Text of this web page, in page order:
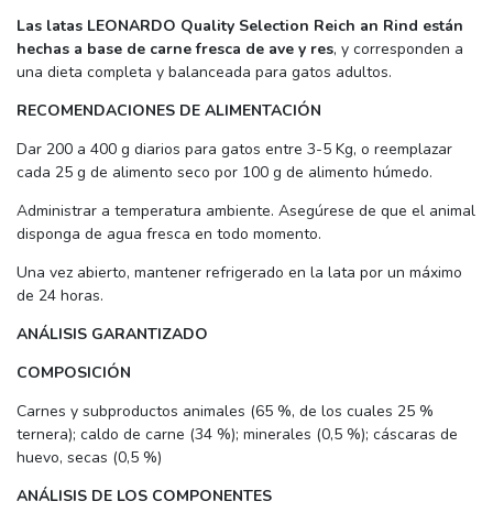
Las latas LEONARDO Quality Selection Reich an Rind están
hechas a base de carne fresca de ave y res, y corresponden a
una dieta completa y balanceada para gatos adultos.
RECOMENDACIONES DE ALIMENTACIÓN
Dar 200 a 400 g diarios para gatos entre 3-5 Kg, o reemplazar
cada 25 g de alimento seco por 100 g de alimento húmedo.
Administrar a temperatura ambiente. Asegúrese de que el animal
disponga de agua fresca en todo momento.
Una vez abierto, mantener refrigerado en la lata por un máximo
de 24 horas.
ANÁLISIS GARANTIZADO
COMPOSICIÓN
Carnes y subproductos animales (65 %, de los cuales 25 %
ternera); caldo de carne (34 %); minerales (0,5 %); cáscaras de
huevo, secas (0,5 %)
ANÁLISIS DE LOS COMPONENTES